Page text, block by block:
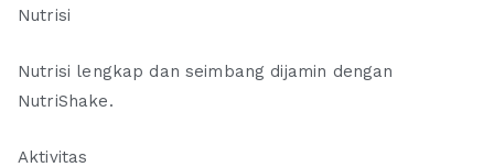
Nutrisi
Nutrisi lengkap dan seimbang dijamin dengan
NutriShake.
Aktivitas